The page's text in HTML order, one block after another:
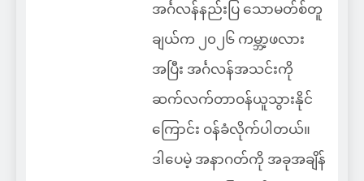
အင်္ဂလန်နည်းပြ သောမတ်စ်တူ
ချယ်က ၂၀၂၆ ကမ္ဘာ့ဖလား
အပြီး အင်္ဂလန်အသင်းကို
ဆက်လက်တာဝန်ယူသွားနိုင်
ကြောင်း ဝန်ခံလိုက်ပါတယ်။
ဒါပေမဲ့ အနာဂတ်ကို အခုအချိန်